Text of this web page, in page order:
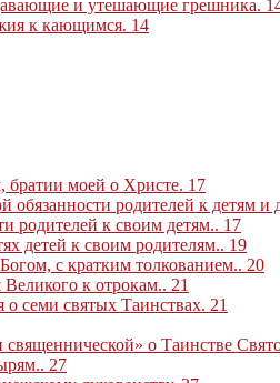
и утешающие грешника.
к кающимся. 14
братии моей о Христе. 17
обязанности родителей к детям и
родителей к своим детям.. 17
детей к своим родителям.. 19
с кратким толкованием.. 20
к отрокам.. 21
о семи святых Таинствах. 21
о Таинстве
.. 27